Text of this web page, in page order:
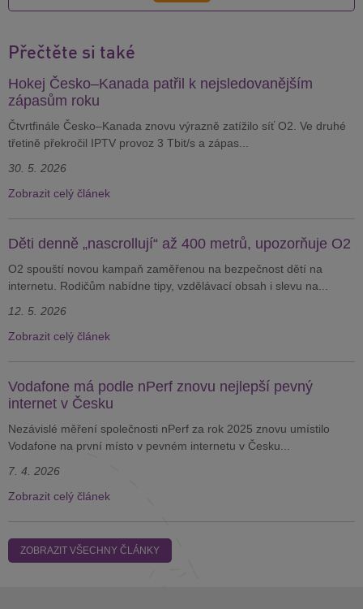
Přečtěte si také
Hokej Česko–Kanada patřil k nejsledovanějším
zápasům roku
Čtvrtfinále Česko–Kanada znovu výrazně zatížilo síť O2. Ve druhé
třetině překročil IPTV provoz 3 Tbit/s a zápas...
30. 5. 2026
Zobrazit celý článek
Děti denně „nascrollují“ až 400 metrů, upozorňuje O2
O2 spouští novou kampaň zaměřenou na bezpečnost dětí na
internetu. Rodičům nabídne tipy, vzdělávací obsah i slevu na...
12. 5. 2026
Zobrazit celý článek
Vodafone má podle nPerf znovu nejlepší pevný
internet v Česku
Nezávislé měření společnosti nPerf za rok 2025 znovu umístilo
Vodafone na první místo v pevném internetu v Česku...
7. 4. 2026
Zobrazit celý článek
ZOBRAZIT VŠECHNY ČLÁNKY